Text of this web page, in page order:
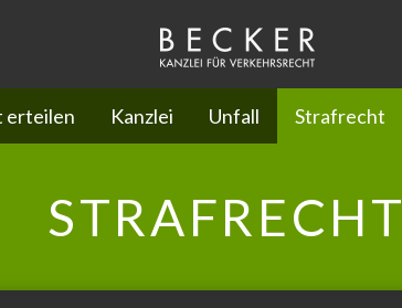
erteilen Kanzlei Unfall Strafrecht
STRAFRECHT